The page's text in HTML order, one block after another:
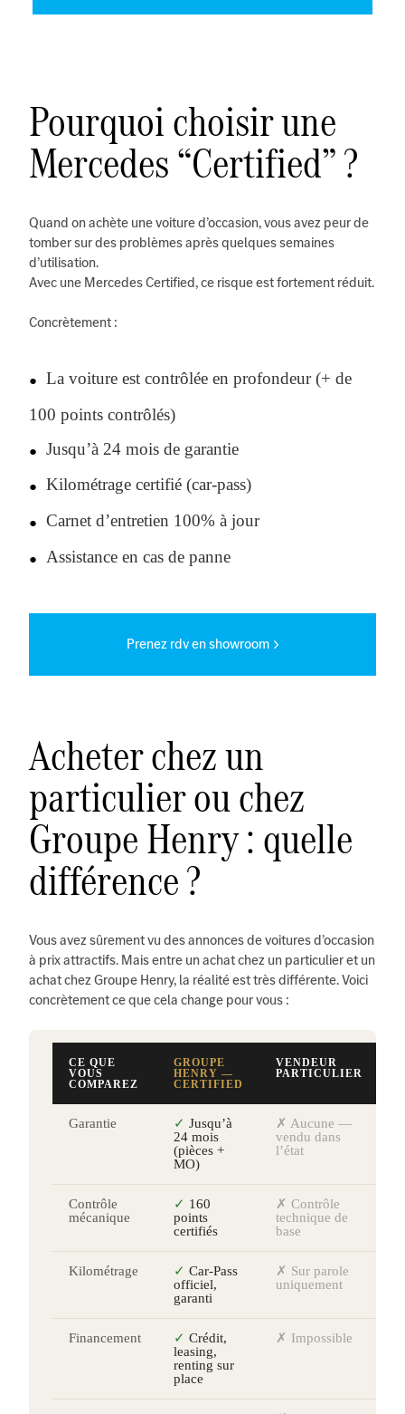
Pourquoi choisir une
Mercedes “Certified” ?
Quand on achète une voiture d’occasion, vous avez peur de
tomber sur des problèmes après quelques semaines
d’utilisation.
Avec une Mercedes Certified, ce risque est fortement réduit.
Concrètement :
●
La voiture est contrôlée en profondeur (+ de
100 points contrôlés)
● Jusqu’à 24 mois de garantie
● Kilométrage certifié (car-pass)
● Carnet d’entretien 100% à jour
● Assistance en cas de panne
Prenez rdv en showroom
Acheter chez un
particulier ou chez
Groupe Henry : quelle
différence ?
Vous avez sûrement vu des annonces de voitures d’occasion
à prix attractifs. Mais entre un achat chez un particulier et un
achat chez Groupe Henry, la réalité est très différente. Voici
concrètement ce que cela change pour vous :
CE QUE
VOUS
COMPAREZ
GROUPE
HENRY —
CERTIFIED
VENDEUR
PARTICULIER
Garantie ✓ Jusqu’à
24 mois
(pièces +
MO)
✗ Aucune —
vendu dans
l’état
Contrôle
mécanique
✓ 160
points
certifiés
✗ Contrôle
technique de
base
Kilométrage ✓ Car-Pass
officiel,
garanti
✗ Sur parole
uniquement
Financement ✓ Crédit,
leasing,
renting sur
place
✗ Impossible